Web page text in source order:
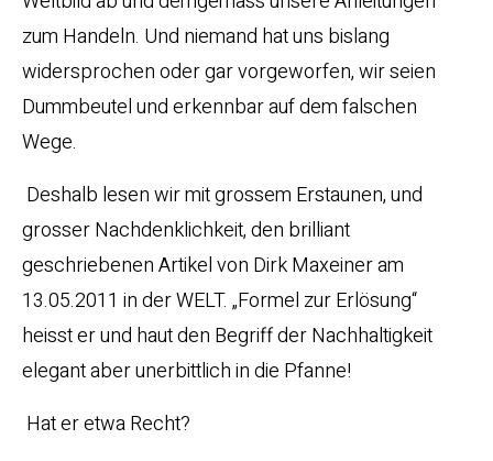
zum Handeln. Und niemand hat uns bislang
widersprochen oder gar vorgeworfen, wir seien
Dummbeutel und erkennbar auf dem falschen
Wege.
Deshalb lesen wir mit grossem Erstaunen, und
grosser Nachdenklichkeit, den brilliant
geschriebenen Artikel von Dirk Maxeiner am
13.05.2011 in der WELT. „Formel zur Erlösung“
heisst er und haut den Begriff der Nachhaltigkeit
elegant aber unerbittlich in die Pfanne!
Hat er etwa Recht?